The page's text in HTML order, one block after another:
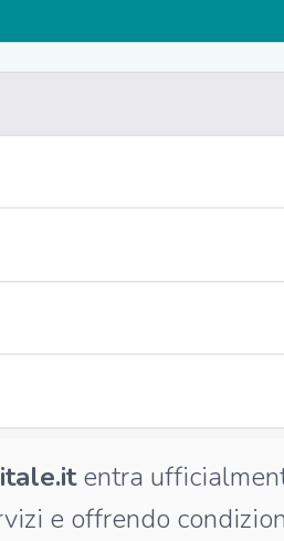
entra
e offrendo